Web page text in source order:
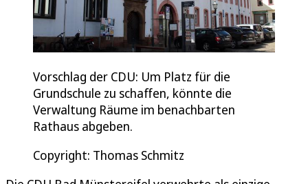
Vorschlag der CDU: Um Platz für die
Grundschule zu schaffen, könnte die
Verwaltung Räume im benachbarten
Rathaus abgeben.
Copyright: Thomas Schmitz